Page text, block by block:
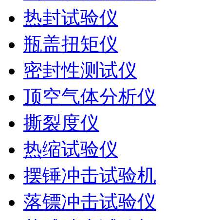
热封试验仪
瓶盖扭矩仪
密封性测试仪
顶空气体分析仪
撕裂度仪
热缩试验仪
摆锤冲击试验机
落镖冲击试验仪